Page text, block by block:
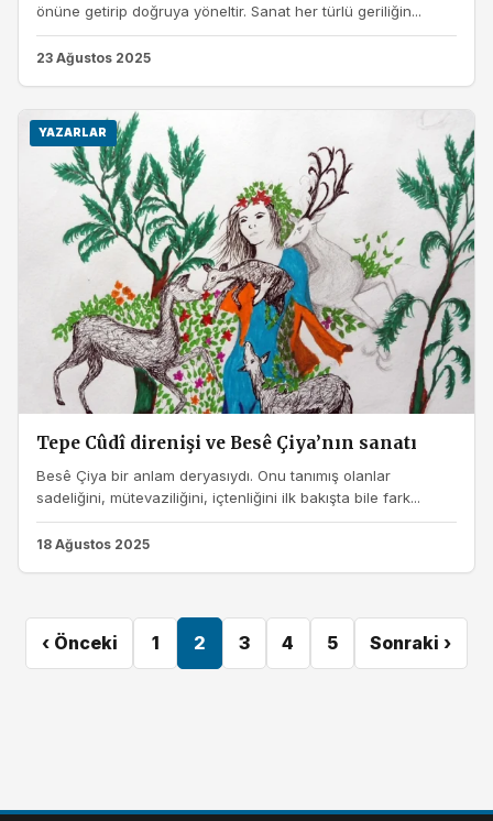
önüne getirip doğruya yöneltir. Sanat her türlü geriliğin...
23 Ağustos 2025
YAZARLAR
Tepe Cûdî direnişi ve Besê Çiya’nın sanatı
Besê Çiya bir anlam deryasıydı. Onu tanımış olanlar
sadeliğini, mütevaziliğini, içtenliğini ilk bakışta bile fark...
18 Ağustos 2025
‹ Önceki 1 2 3 4 5 Sonraki ›